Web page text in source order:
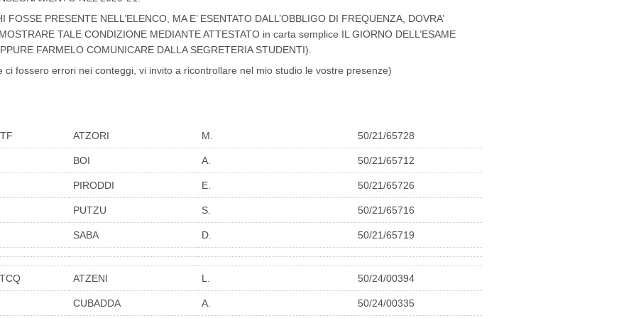
FOSSE PRESENTE NELL’ELENCO, MA E’ ESENTATO DALL’OBBLIGO DI FREQUENZA, DOVRA’
TALE CONDIZIONE MEDIANTE ATTESTATO in carta semplice IL GIORNO DELL’ESAME
FARMELO COMUNICARE DALLA SEGRETERIA STUDENTI).
ci fossero errori nei conteggi, vi invito a ricontrollare nel mio studio le vostre presenze)
ATZORI M. 50/21/65728
BOI A. 50/21/65712
PIRODDI E. 50/21/65726
PUTZU S. 50/21/65716
SABA D. 50/21/65719
ATZENI L. 50/24/00394
CUBADDA A. 50/24/00335